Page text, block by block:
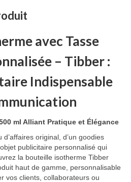
avec Tasse
– Tibber :
Indispensable
ml Alliant Pratique et Élégance
original, d’un goodies
publicitaire personnalisé qui
la bouteille isotherme Tibber
haut de gamme, personnalisable
vos clients, collaborateurs ou